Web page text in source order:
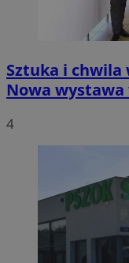
Sztuka i chwila
Nowa
4